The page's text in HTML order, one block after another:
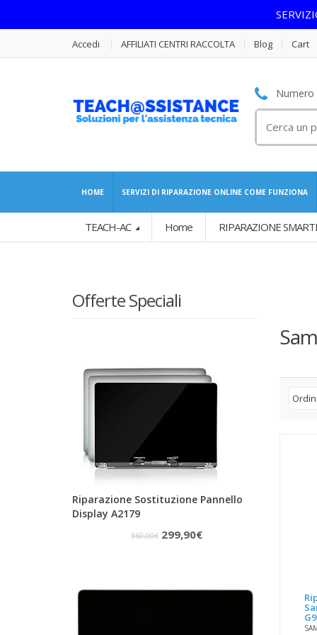
Accedi AFFILIATI CENTRI RACCOLTA Blog Cart
Numero
per:
HOME SERVIZI DI RIPARAZIONE ONLINE COME FUNZIONA
TEACH-AC Home RIPARAZIONE
Offerte Speciali
Riparazione Sostituzione Pannello
Display A2179
360,00€ Il
era:
299,90€Il
è: